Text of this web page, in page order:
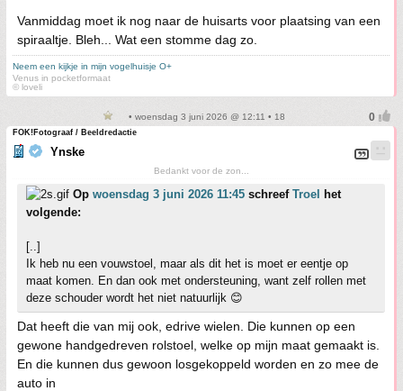
Vanmiddag moet ik nog naar de huisarts voor plaatsing van een
spiraaltje. Bleh... Wat een stomme dag zo.
Neem een kijkje in mijn vogelhuisje O+
Venus in pocketformaat
© loveli
• woensdag 3 juni 2026 @ 12:11 • 18
FOK!Fotograaf / Beeldredactie
Ynske
Bedankt voor de zon...
Op woensdag 3 juni 2026 11:45 schreef Troel
het
volgende:
[..]
Ik heb nu een vouwstoel, maar als dit het is moet er eentje op
maat komen. En dan ook met ondersteuning, want zelf rollen met
deze schouder wordt het niet natuurlijk 😊
Dat heeft die van mij ook, edrive wielen. Die kunnen op een
gewone handgedreven rolstoel, welke op mijn maat gemaakt is.
En die kunnen dus gewoon losgekoppeld worden en zo mee de
auto in